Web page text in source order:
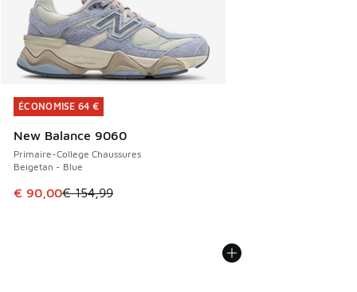
ÉCONOMISE 64 €
New Balance 9060
Primaire-College Chaussures
Beigetan - Blue
Cet article est en promotion. Prix en baisse de € 154,99 à
€ 90,00€ 154,99
ÉCONOMISE 64 €